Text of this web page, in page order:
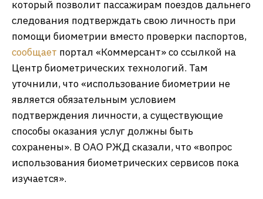
который позволит пассажирам поездов дальнего
следования подтверждать свою личность при
помощи биометрии вместо проверки паспортов,
сообщает портал «Коммерсант» со ссылкой на
Центр биометрических технологий. Там
уточнили, что «использование биометрии не
является обязательным условием
подтверждения личности, а существующие
способы оказания услуг должны быть
сохранены». В ОАО РЖД сказали, что «вопрос
использования биометрических сервисов пока
изучается».